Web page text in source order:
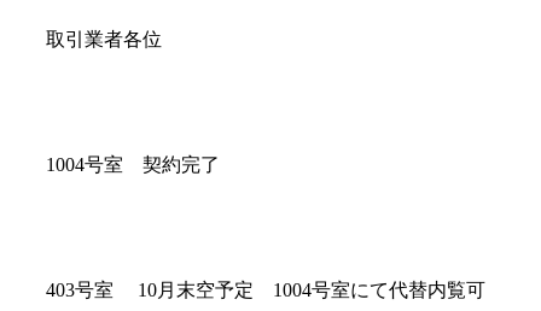
取引業者各位
1004号室 契約完了
403号室 10月末空予定 1004号室にて代替内覧可